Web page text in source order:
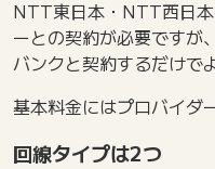
NTT東日本・NTT西日
ーとの契約が必要ですが
バンクと契約するだけで
基本料金にはプロバイダ
回線タイプは2つ